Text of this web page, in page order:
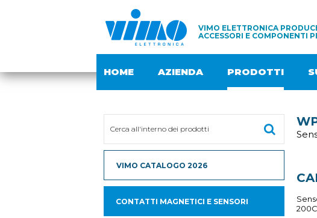
VIMO ELETTRONICA
ACCESSORI E COMPONENTI
HOME AZIENDA PRODOTTI
VIMO CATALOGO 2026
CONTATTI MAGNETICI E SENSORI